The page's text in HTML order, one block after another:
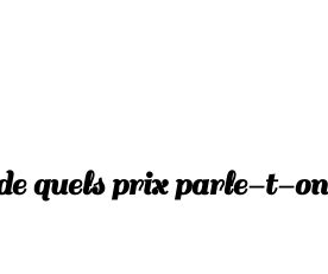
quels prix parle-t-on